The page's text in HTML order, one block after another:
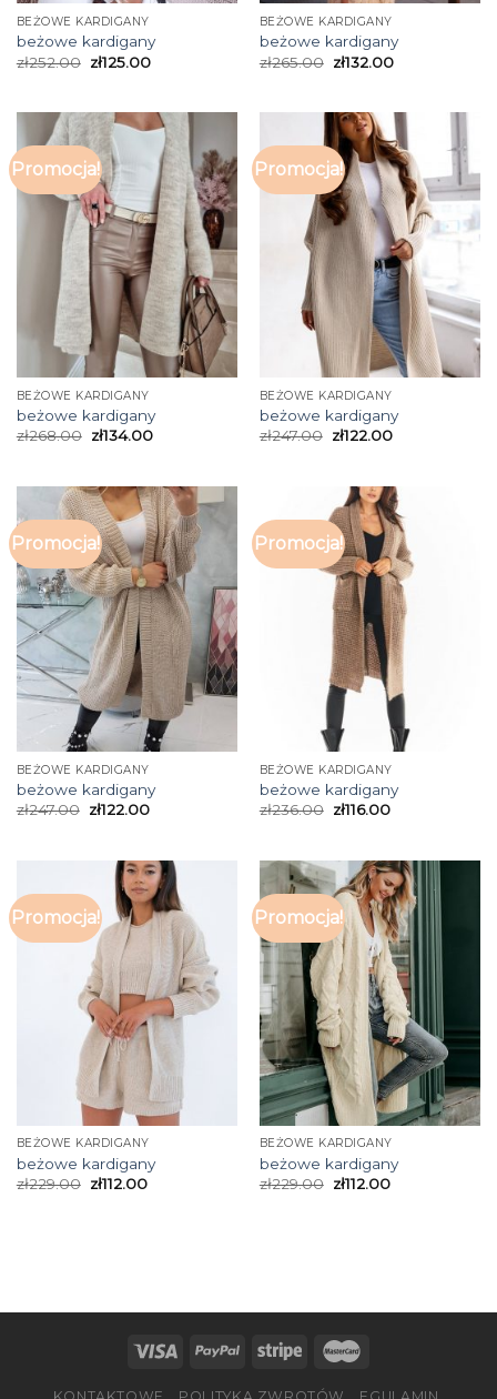
BEŻOWE KARDIGANY
beżowe kardigany
zł252.00 zł125.00
BEŻOWE KARDIGANY
beżowe kardigany
zł265.00 zł132.00
Promocja!
BEŻOWE KARDIGANY
beżowe kardigany
zł268.00 zł134.00
Promocja!
BEŻOWE KARDIGANY
beżowe kardigany
zł247.00 zł122.00
Promocja!
BEŻOWE KARDIGANY
beżowe kardigany
zł247.00 zł122.00
Promocja!
BEŻOWE KARDIGANY
beżowe kardigany
zł236.00 zł116.00
Promocja!
BEŻOWE KARDIGANY
beżowe kardigany
zł229.00 zł112.00
Promocja!
BEŻOWE KARDIGANY
beżowe kardigany
zł229.00 zł112.00